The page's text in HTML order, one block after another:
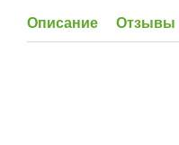
Описание Отзывы